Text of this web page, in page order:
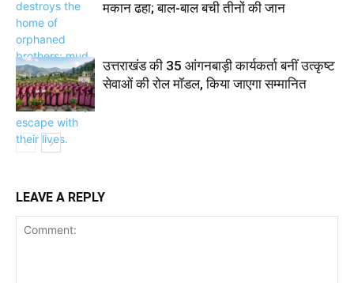
मकान ढहा; बाल-बाल बची तीनों की जान
उत्तराखंड की 35 आंगनबाड़ी कार्यकर्ता बनीं उत्कृष्ट
सेवाओं की रोल मॉडल, किया जाएगा सम्मानित
LEAVE A REPLY